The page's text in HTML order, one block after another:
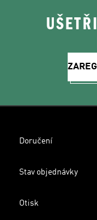
Doručení
Stav objednávky
Otisk